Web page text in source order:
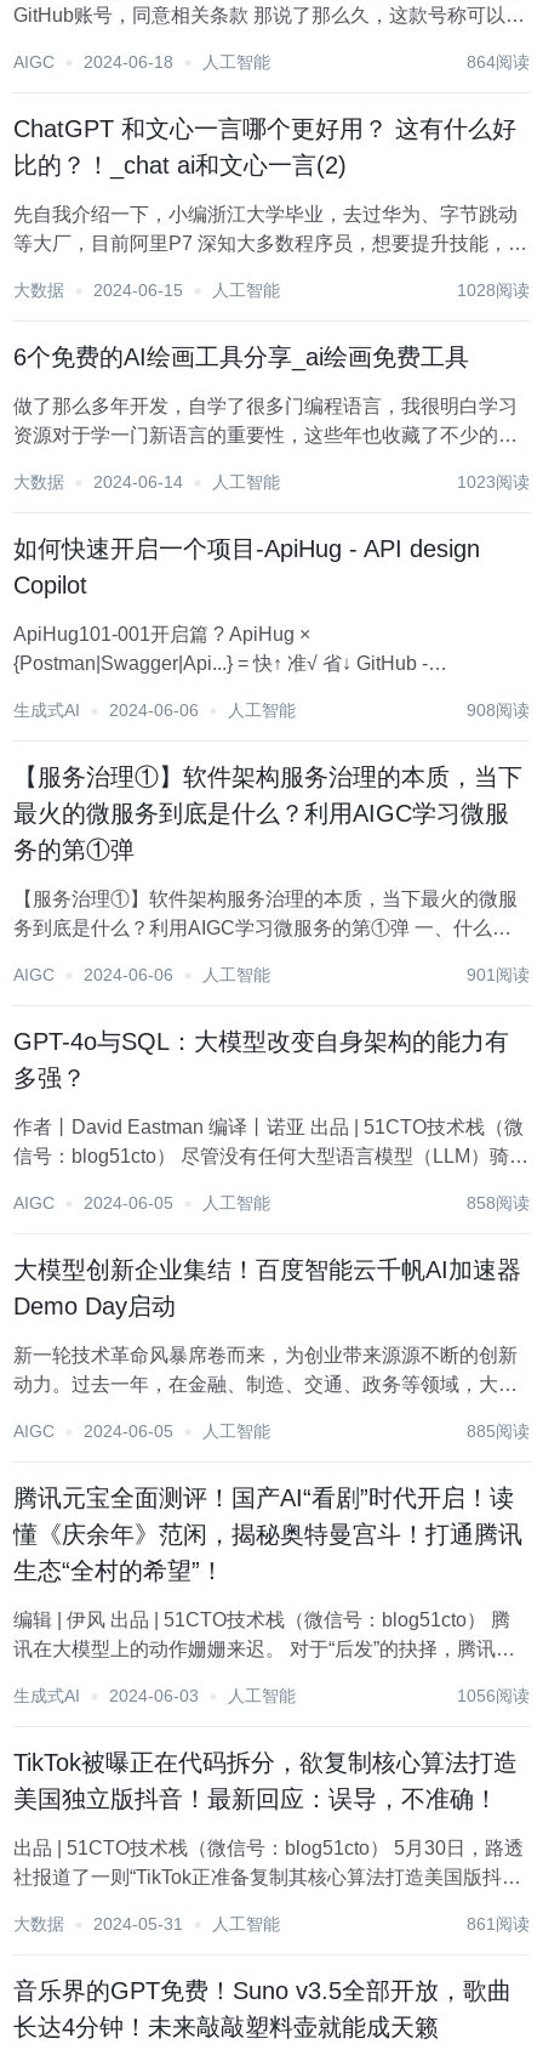
GitHub账号，同意相关条款 那说了那么久，这款号称可以自
或许是未来的编码趋势与潮流： 例如在项目里新建了test
AIGC 2024-06-18 人工智能 864阅读
ChatGPT 和文心一言哪个更好用？ 这有什么好
比的？！_chat ai和文心一言(2)
先自我介绍一下，小编浙江大学毕业，去过华为、字节跳动
等大厂，目前阿里P7 深知大多数程序员，想要提升技能，往
长，而且极易碰到天花板技术停滞不前！ 因此收集整理了一
大数据 2024-06-15 人工智能 1028阅读
6个免费的AI绘画工具分享_ai绘画免费工具
做了那么多年开发，自学了很多门编程语言，我很明白学习
资源对于学一门新语言的重要性，这些年也收藏了不少的
准备自学Python的人来说，或许它就是一个宝藏，可以给你
大数据 2024-06-14 人工智能 1023阅读
如何快速开启一个项目-ApiHug - API design
Copilot
ApiHug101-001开启篇 ? ApiHug ×
{Postman|Swagger|Api...} = 快↑ 准√ 省↓ GitHub -
生成式AI 2024-06-06 人工智能 908阅读
【服务治理①】软件架构服务治理的本质，当下
最火的微服务到底是什么？利用AIGC学习微服
务的第①弹
【服务治理①】软件架构服务治理的本质，当下最火的微服
务到底是什么？利用AIGC学习微服务的第①弹 一、什么是软
AIGC 2024-06-06 人工智能 901阅读
GPT-4o与SQL：大模型改变自身架构的能力有
多强？
作者丨David Eastman 编译丨诺亚 出品 | 51CTO技术栈（微
信号：blog51cto） 尽管没有任何大型语言模型（LLM）骑过
们似乎为软件开发者提供的是一种类似语义的现实世界知
AIGC 2024-06-05 人工智能 858阅读
大模型创新企业集结！百度智能云千帆AI加速器
Demo Day启动
新一轮技术革命风暴席卷而来，为创业带来源源不断的创新
动力。过去一年，在金融、制造、交通、政务等领域，大模
推动行业创新和转型的关键力量。 针对生态伙伴、创业企业
AIGC 2024-06-05 人工智能 885阅读
腾讯元宝全面测评！国产AI“看剧”时代开启！读
懂《庆余年》范闲，揭秘奥特曼宫斗！打通腾讯
生态“全村的希望”！
编辑 | 伊风 出品 | 51CTO技术栈（微信号：blog51cto） 腾
讯在大模型上的动作姗姗来迟。 对于“后发”的抉择，腾讯想
腾讯混元大模型负责人刘煜宏说，“虽然行业内看起来火热，
生成式AI 2024-06-03 人工智能 1056阅读
TikTok被曝正在代码拆分，欲复制核心算法打造
美国独立版抖音！最新回应：误导，不准确！
出品 | 51CTO技术栈（微信号：blog51cto） 5月30日，路透
社报道了一则“TikTok正准备复制其核心算法打造美国版抖
解情况的消息人士透露，TikTok 正在为其 1.7 亿美国用户...
大数据 2024-05-31 人工智能 861阅读
音乐界的GPT免费！Suno v3.5全部开放，歌曲
长达4分钟！未来敲敲塑料壶就能成天籁